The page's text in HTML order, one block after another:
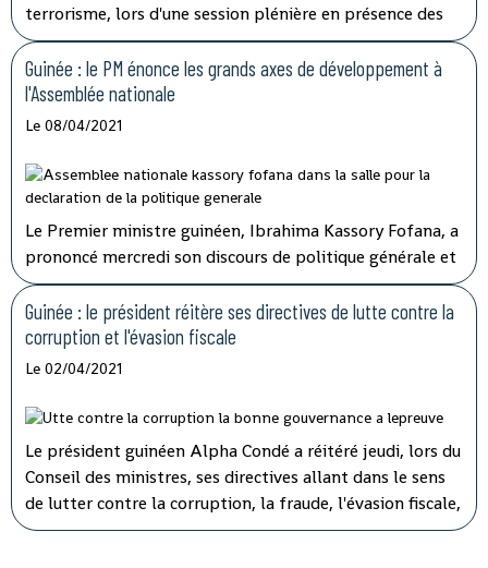
terrorisme, lors d'une session plénière en présence des
membres du gouvernement.
Guinée : le PM énonce les grands axes de développement à
l'Assemblée nationale
Le 08/04/2021
Le Premier ministre guinéen, Ibrahima Kassory Fofana, a
prononcé mercredi son discours de politique générale et
d'orientation devant les 108 députés présents sur les 114
que compte l'hémicycle guinéen.
Guinée : le président réitère ses directives de lutte contre la
corruption et l'évasion fiscale
Le 02/04/2021
Le président guinéen Alpha Condé a réitéré jeudi, lors du
Conseil des ministres, ses directives allant dans le sens
de lutter contre la corruption, la fraude, l'évasion fiscale,
le népotisme, le laisser-aller et tous ces fléaux qui